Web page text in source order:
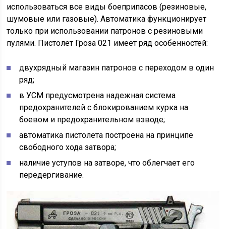
использоваться все виды боеприпасов (резиновые,
шумовые или газовые). Автоматика функционирует
только при использовании патронов с резиновыми
пулями. Пистолет Гроза 021 имеет ряд особенностей:
двухрядный магазин патронов с переходом в один
ряд;
в УСМ предусмотрена надежная система
предохранителей с блокированием курка на
боевом и предохранительном взводе;
автоматика пистолета построена на принципе
свободного хода затвора;
наличие уступов на затворе, что облегчает его
передергивание.